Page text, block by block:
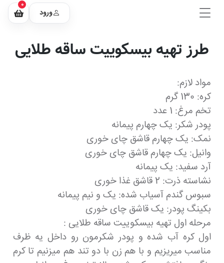
ورود
0
طرز تهیه بیسکوییت ساقه طلایی
مواد لازم:
کره: 130 گرم
تخم مرغ: 1 عدد
پودر شکر: یک چهارم پیمانه
نمک: یک چهارم قاشق چای خوری
وانیل: یک چهارم قاشق چای خوری
آرد سفید: یک پیمانه
نشاسته ذرت: 2 قاشق غذا خوری
سبوس گندم آسیاب شده: یک و نیم پیمانه
بکینگ پودر: یک قاشق چای خوری
مرحله اول تهیه بیسکوییت ساقه طلایی :
اول کره آب شده و پودر شکرمون رو داخل یه ظرف
مناسب میریزیم و با هم زن با دو تند هم میزنیم تا کرم